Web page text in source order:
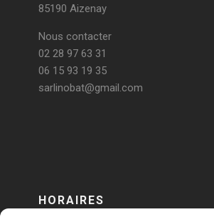
85190 Aizenay
Nous contacter
02 28 97 63 31
06 15 93 19 35
sarlinobat@gmail.com
HORAIRES